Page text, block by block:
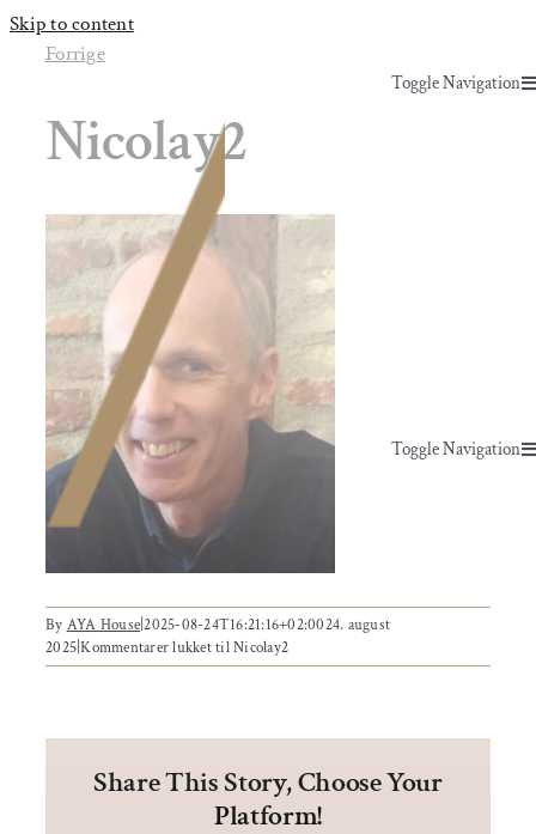
Skip to content
Toggle Navigation
Events
Om AYA House
Toggle Navigation
Yoga & Bevægelse
Behandling
Events
Uddannelser & kurser
Lokaler
Om AYA House
Forrige
Nicolay2
By AYA House|2025-08-24T16:21:16+02:0024. august
2025|Kommentarer lukkettil Nicolay2
Share This Story, Choose Your
Platform!